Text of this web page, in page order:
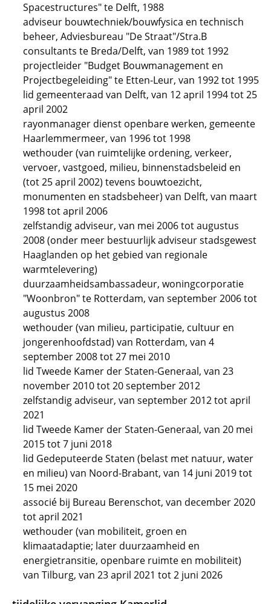
Spacestructures" te Delft, 1988
adviseur bouwtechniek/bouwfysica en technisch
beheer, Adviesbureau "De Straat"/Stra.B
consultants te Breda/Delft, van 1989 tot 1992
projectleider "Budget Bouwmanagement en
Projectbegeleiding" te Etten-Leur, van 1992 tot 1995
lid gemeenteraad van Delft, van 12 april 1994 tot 25
april 2002
rayonmanager dienst openbare werken, gemeente
Haarlemmermeer, van 1996 tot 1998
wethouder (van ruimtelijke ordening, verkeer,
vervoer, vastgoed, milieu, binnenstadsbeleid en
(tot 25 april 2002) tevens bouwtoezicht,
monumenten en stadsbeheer) van Delft, van maart
1998 tot april 2006
zelfstandig adviseur, van mei 2006 tot augustus
2008 (onder meer bestuurlijk adviseur stadsgewest
Haaglanden op het gebied van regionale
warmtelevering)
duurzaamheidsambassadeur, woningcorporatie
"Woonbron" te Rotterdam, van september 2006 tot
augustus 2008
wethouder (van milieu, participatie, cultuur en
jongerenhoofdstad) van Rotterdam, van 4
september 2008 tot 27 mei 2010
lid Tweede Kamer der Staten-Generaal, van 23
november 2010 tot 20 september 2012
zelfstandig adviseur, van september 2012 tot april
2021
lid Tweede Kamer der Staten-Generaal, van 20 mei
2015 tot 7 juni 2018
lid Gedeputeerde Staten (belast met natuur, water
en milieu) van Noord-Brabant, van 14 juni 2019 tot
15 mei 2020
associé bij Bureau Berenschot, van december 2020
tot april 2021
wethouder (van mobiliteit, groen en
klimaatadaptie; later duurzaamheid en
energietransitie, openbare ruimte en mobiliteit)
van Tilburg, van 23 april 2021 tot 2 juni 2026